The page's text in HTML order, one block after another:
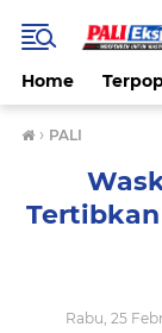
Home
› PALI
Rabu, 25